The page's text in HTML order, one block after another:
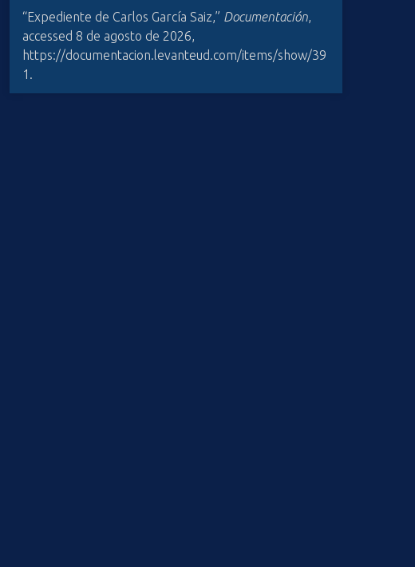
“Expediente de Carlos García Saiz,” Documentación,
accessed 8 de agosto de 2026,
https://documentacion.levanteud.com/items/show/39
1 .